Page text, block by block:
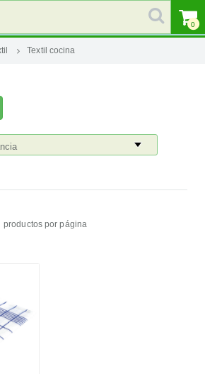
0
Textil cocina
productos por página